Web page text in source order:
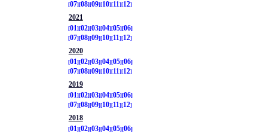
07 08 09 10 11
12
2021
01
02 03 04 05 06
07 08 09 10 11
12
2020
01
02 03 04 05 06
07 08 09 10 11
12
2019
01
02 03 04 05 06
07 08 09 10 11
12
2018
01 02 03 04 05 06